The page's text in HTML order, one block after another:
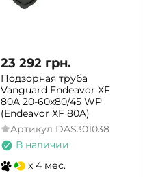
23 292 грн.
Подзорная труба
Vanguard Endeavor XF
80A 20-60x80/45 WP
(Endeavor XF 80A)
Артикул DAS301038
В наличии
x 4 мес.